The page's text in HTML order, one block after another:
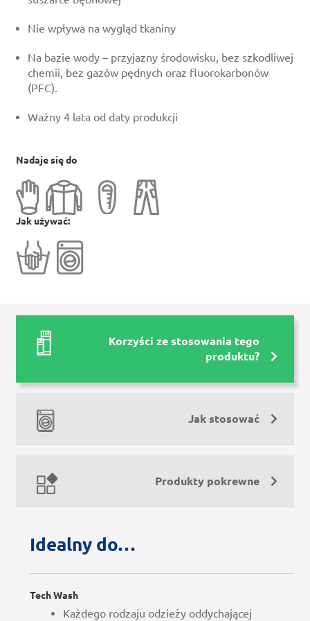
Nie wpływa na wygląd tkaniny
Na bazie wody – przyjazny środowisku, bez szkodliwej
chemii, bez gazów pędnych oraz fluorokarbonów
(PFC).
Ważny 4 lata od daty produkcji
Nadaje się do
Jak używać:
Korzyści ze stosowania tego
produktu?
Jak stosować
Produkty pokrewne
Idealny do…
Tech Wash
Każdego rodzaju odzieży oddychającej